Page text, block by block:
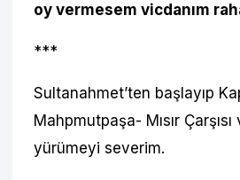
oy vermesem vicdanım
***
Sultanahmet’ten başlayıp
Mahpmutpaşa- Mısır Çarşısı
yürümeyi severim.